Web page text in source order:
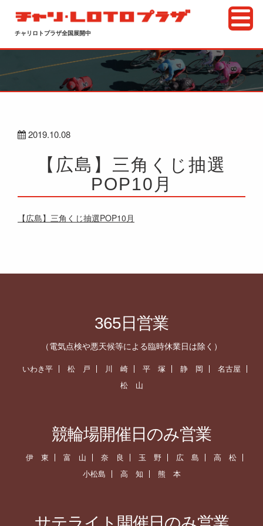
チャリロトプラザ全国展開中
2019.10.08
【広島】三角くじ抽選
POP10月
【広島】三角くじ抽選POP10月
365日営業
（電気点検や悪天候等による臨時休業日は除く）
いわき平 松 戸 川 崎 平 塚 静 岡
名古屋
松 山
競輪場開催日のみ営業
伊 東 富 山 奈 良 玉 野 広 島
高 松
小松島
高 知 熊 本